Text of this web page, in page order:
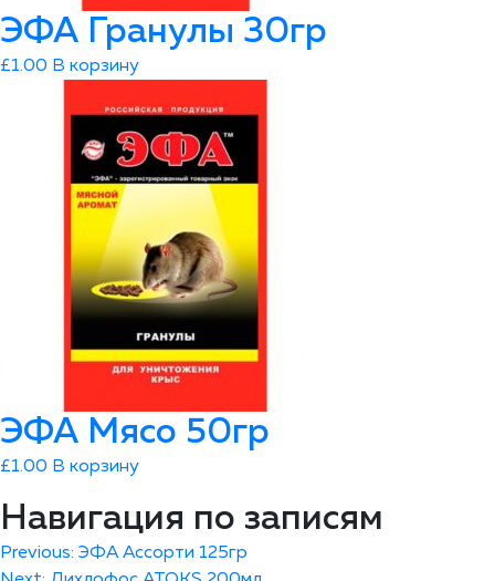
ЭФА Гранулы 30гр
£1.00 В корзину
ЭФА Мясо 50гр
£1.00 В корзину
Навигация по записям
Previous: ЭФА Ассорти 125гр